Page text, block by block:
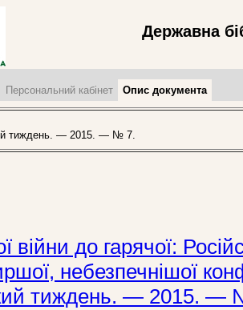
Державна
Персональний кабінет Опис документа
тиждень. — 2015. — № 7.
війни до гарячої:
небезпечнішої
тиждень. — 2015.